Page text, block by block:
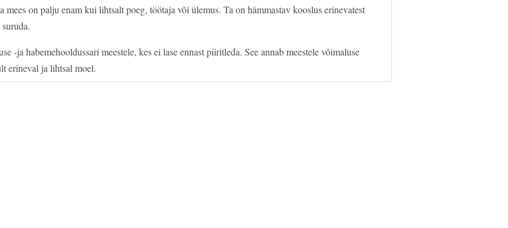
mees on palju enam kui lihtsalt poeg, töötaja või ülemus. Ta on hämmastav kooslus erinevatest
ja habemehooldussari meestele, kes ei lase ennast piiritleda. See annab meestele võimaluse
erineval ja lihtsal moel.